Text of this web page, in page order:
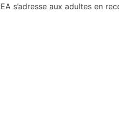
s’adresse aux adultes en